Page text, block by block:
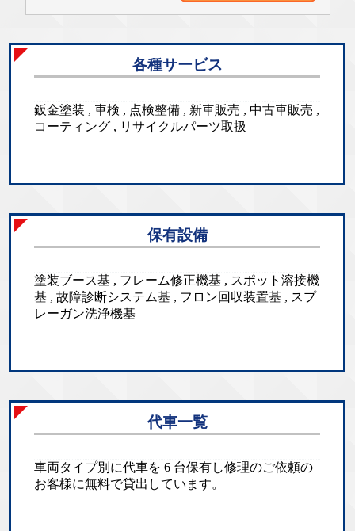
各種サービス
鈑金塗装 , 車検 , 点検整備 , 新車販売 , 中古車販売 ,
コーティング , リサイクルパーツ取扱
保有設備
塗装ブース基 , フレーム修正機基 , スポット溶接機
基 , 故障診断システム基 , フロン回収装置基 , スプ
レーガン洗浄機基
代車一覧
車両タイプ別に代車を 6 台保有し修理のご依頼の
お客様に無料で貸出しています。